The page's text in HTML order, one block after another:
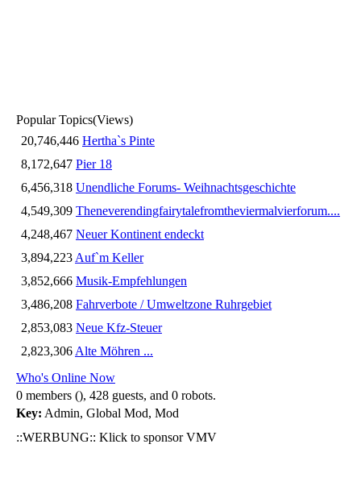
Popular Topics(Views)
20,746,446 Hertha`s Pinte
8,172,647 Pier 18
6,456,318 Unendliche Forums- Weihnachtsgeschichte
4,549,309 Theneverendingfairytalefromtheviermalvierforum....
4,248,467 Neuer Kontinent endeckt
3,894,223 Auf`m Keller
3,852,666 Musik-Empfehlungen
3,486,208 Fahrverbote / Umweltzone Ruhrgebiet
2,853,083 Neue Kfz-Steuer
2,823,306 Alte Möhren ...
Who's Online Now
0 members (), 428 guests, and 0 robots.
Key: Admin, Global Mod, Mod
::WERBUNG:: Klick to sponsor VMV